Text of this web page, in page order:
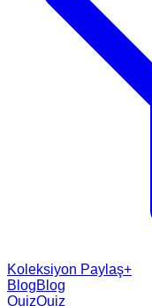
Koleksiyon Paylaş+
BlogBlog
QuizQuiz